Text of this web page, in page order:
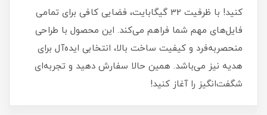
کنید! با ظرفیت 32 گیگابایت، فضایی کافی برای تمامی
فایل‌های مهم شما فراهم می‌کند. این محصول با طراحی
منحصربه‌فرد و کیفیت ساخت بالا، انتخابی ایده‌آل برای
هدیه نیز می‌باشد. همین حالا سفارش دهید و تجربه‌ای
شگفت‌انگیز را آغاز کنید!